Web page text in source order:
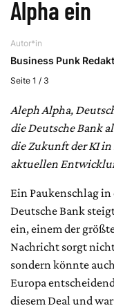
Alpha ein
Autor*in
Business Punk
Seite 1 / 3
Aleph Alpha,
die Deutsche Bank
die Zukunft der KI
aktuellen
Ein Paukenschlag
Deutsche Bank
ein, einem der
Nachricht sorgt
sondern könnte
Europa
diesem Deal und